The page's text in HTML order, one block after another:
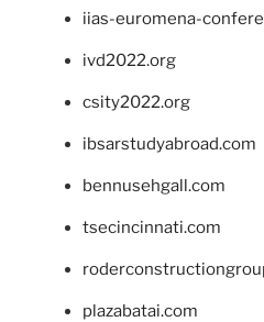
iias-euromena-
ivd2022.org
csity2022.org
ibsarstudyabroad.com
bennusehgall.com
tsecincinnati.com
plazabatai.com